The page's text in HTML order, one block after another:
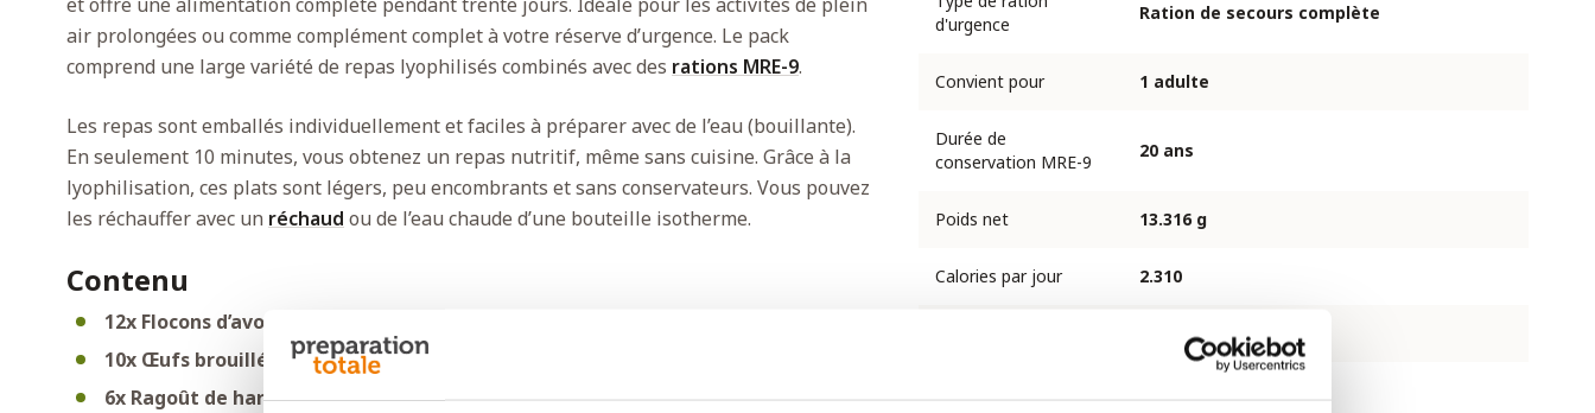
et offre une alimentation complète pendant trente jours. Idéale pour les activités de plein
air prolongées ou comme complément complet à votre réserve d’urgence. Le pack
comprend une large variété de repas lyophilisés combinés avec des rations MRE-9.
Les repas sont emballés individuellement et faciles à préparer avec de l’eau (bouillante).
En seulement 10 minutes, vous obtenez un repas nutritif, même sans cuisine. Grâce à la
lyophilisation, ces plats sont légers, peu encombrants et sans conservateurs. Vous pouvez
les réchauffer avec un réchaud ou de l’eau chaude d’une bouteille isotherme.
Contenu
12x Flocons d’avoine à la framboise
10x Œufs brouillés au fromage(87 g) – 454 kcal chacun
6x Ragoût de haricots(102 g) – 601 kcal chacun
d'urgence
Ration de secours complète
Convient pour 1 adulte
Durée de
conservation MRE-9
20 ans
Poids net 13.316 g
Calories par jour 2.310
64.670 kcal